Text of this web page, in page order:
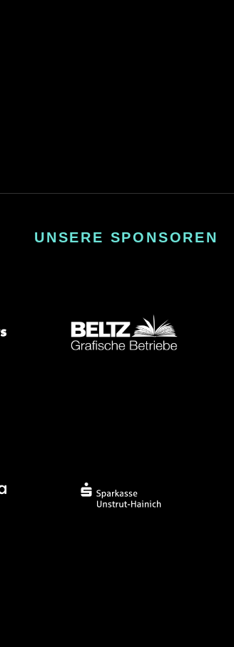
UNSERE SPONSOREN